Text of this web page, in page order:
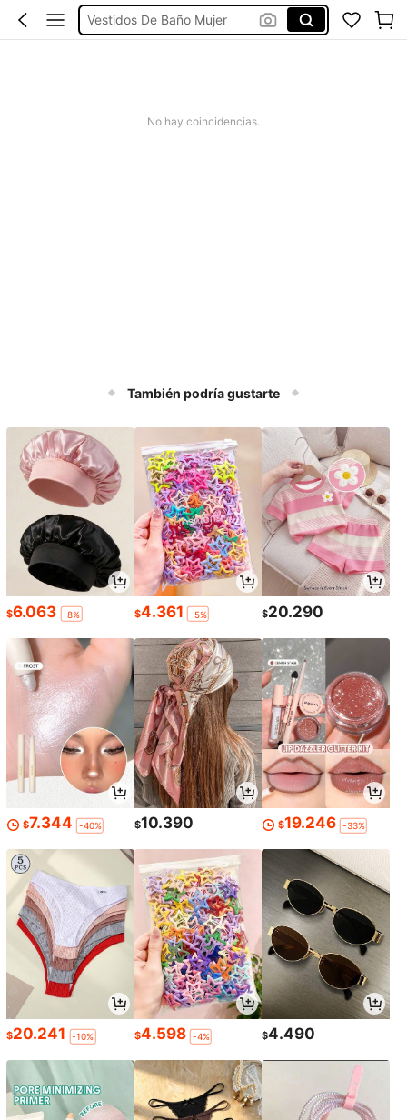
Vestidos De Baño Mujer
No hay coincidencias.
También podría gustarte
$6.063 -8% $4.361 -5% $20.290
$7.344 -40% $10.390 $19.246 -33%
$20.241 -10% $4.598 -4% $4.490